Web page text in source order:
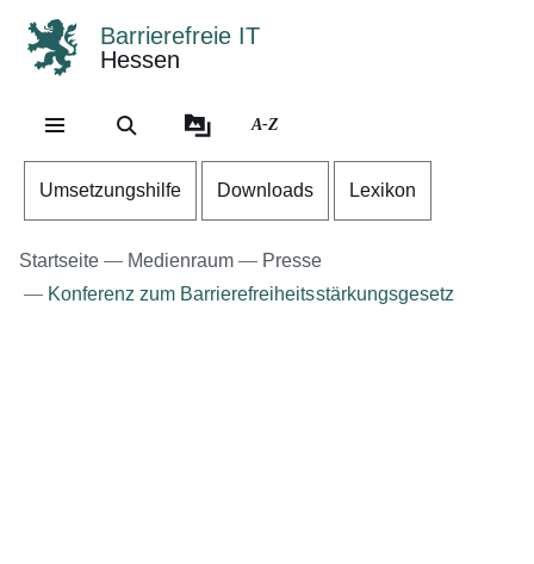
Barrierefreie IT
Hessen
A-Z
Umsetzungshilfe Downloads Lexikon
Startseite Medienraum
Presse
Konferenz zum Barrierefreiheitsstärkungsgesetz